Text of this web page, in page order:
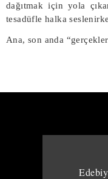
dağıtmak için yola
tesadüfle halka
Ana, son anda